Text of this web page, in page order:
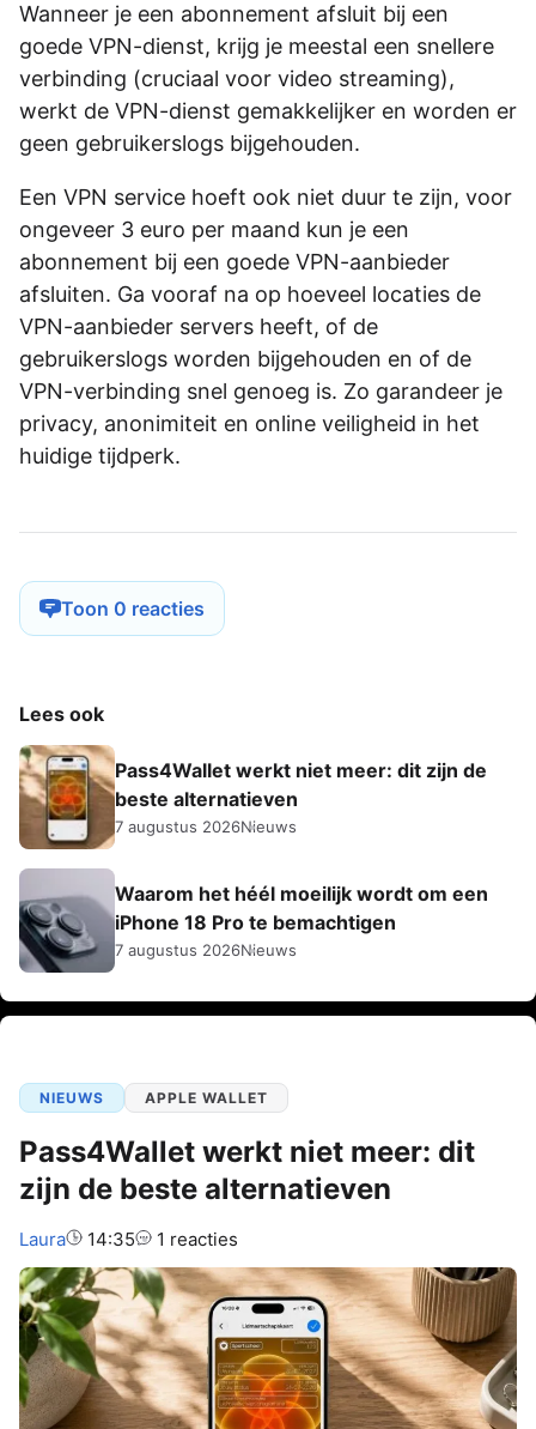
Wanneer je een abonnement afsluit bij een
goede VPN-dienst, krijg je meestal een snellere
verbinding (cruciaal voor video streaming),
werkt de VPN-dienst gemakkelijker en worden er
geen gebruikerslogs bijgehouden.
Een VPN service hoeft ook niet duur te zijn, voor
ongeveer 3 euro per maand kun je een
abonnement bij een goede VPN-aanbieder
afsluiten. Ga vooraf na op hoeveel locaties de
VPN-aanbieder servers heeft, of de
gebruikerslogs worden bijgehouden en of de
VPN-verbinding snel genoeg is. Zo garandeer je
privacy, anonimiteit en online veiligheid in het
huidige tijdperk.
Toon 0 reacties
Lees ook
Pass4Wallet werkt niet meer: dit zijn de
beste alternatieven
7 augustus 2026Nieuws
Waarom het héél moeilijk wordt om een
iPhone 18 Pro te bemachtigen
7 augustus 2026Nieuws
NIEUWS APPLE WALLET
Pass4Wallet werkt niet meer: dit
zijn de beste alternatieven
Auteur:
Laura 14:35 1 reacties